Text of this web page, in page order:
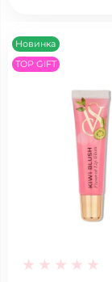
Новинка
TOP GIFT